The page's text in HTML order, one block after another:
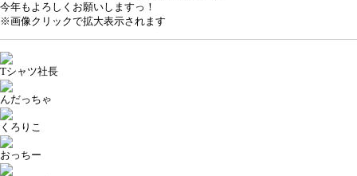
今年もよろしくお願いしますっ！
※画像クリックで拡大表示されます
Tシャツ社長
んだっちゃ
くろりこ
おっちー